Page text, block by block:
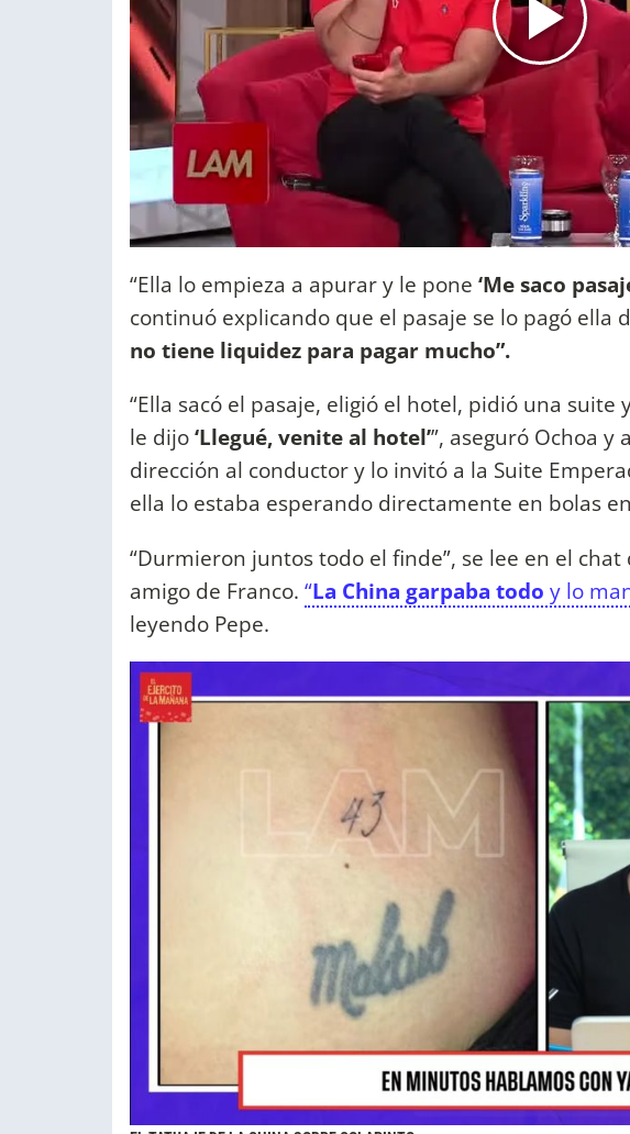
“Ella lo empieza a apurar y le pone ‘Me saco
continuó explicando que el pasaje se lo pagó ella
no tiene liquidez para pagar mucho”.
“Ella sacó el pasaje, eligió el hotel, pidió una
le dijo‘Llegué, venite al hotel’”, aseguró Ochoa y
dirección al conductor y lo invitó a la Suite
ella lo estaba esperando directamente en bolas
“Durmieron juntos todo el finde”, se lee en el
amigo de Franco. “La China garpaba todo y lo
leyendo Pepe.